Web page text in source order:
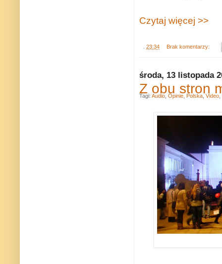
Czytaj więcej >>
23:34 Brak komentarzy:
środa, 13 listopada
Z obu stron
Tagi: Audio Opinie Polska Video